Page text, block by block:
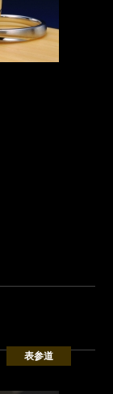
表参道